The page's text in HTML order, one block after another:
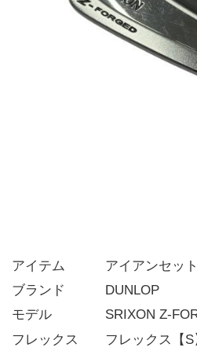
アイテム   アイアンセット
ブランド   DUNLOP
モデル    SRIXON Z-
フレックス  フレックス【S